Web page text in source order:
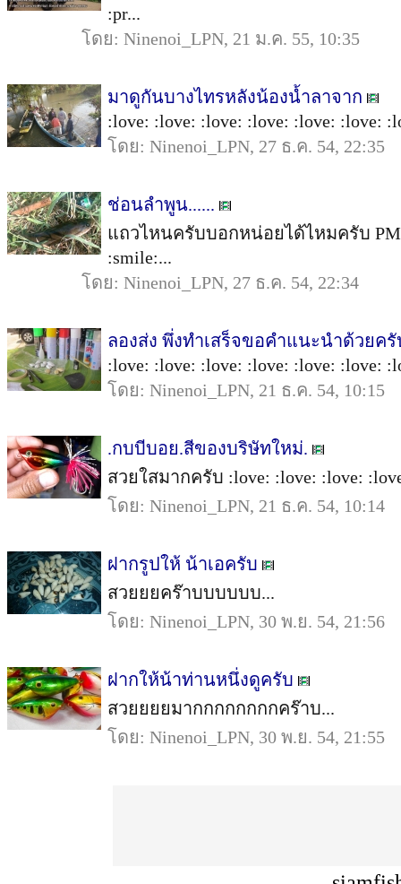
:pr...
โดย: Ninenoi_LPN, 21 ม.ค. 55, 10:35
มาดูกันบางไทรหลังน้องน้ำลาจาก
:love: :love: :love: :love: :love: :love:
โดย: Ninenoi_LPN, 27 ธ.ค. 54, 22:35
ช่อนลำพูน......
แถวไหนครับบอกหน่อยได้ไหมครับ PM
:smile:...
โดย: Ninenoi_LPN, 27 ธ.ค. 54, 22:34
ลองส่ง พึ่งทำเสร็จขอคำแนะนำด้วยครั
:love: :love: :love: :love: :love: :love:
โดย: Ninenoi_LPN, 21 ธ.ค. 54, 10:15
.กบบีบอย.สีของบริษัทใหม่.
สวยใสมากครับ :love: :love: :love:
โดย: Ninenoi_LPN, 21 ธ.ค. 54, 10:14
ฝากรูปให้ น้าเอครับ
สวยยยคร๊าบบบบบบ...
โดย: Ninenoi_LPN, 30 พ.ย. 54, 21:56
ฝากให้น้าท่านหนึ่งดูครับ
สวยยยยมากกกกกกกกคร๊าบ...
โดย: Ninenoi_LPN, 30 พ.ย. 54, 21:55